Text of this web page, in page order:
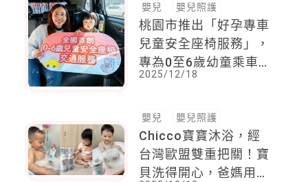
嬰兒 嬰兒照護
桃園市推出「好孕專車
兒童安全座椅服務」，
專為0至6歲幼童乘車安
全設計
2025/12/18
嬰兒 嬰兒照護
Chicco寶寶沐浴，經
台灣歐盟雙重把關！寶
貝洗得開心，爸媽用得